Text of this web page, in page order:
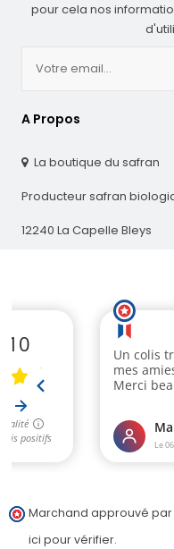
pour cela nos
A Propos
La boutique du safran
Producteur safran
12240 La Capelle Bleys
Marchand approuvé par
ici pour vérifier.